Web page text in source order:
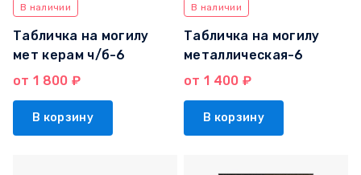
В наличии
Табличка на могилу
мет керам ч/б-6
от 1 800 ₽
В корзину
В наличии
Табличка на могилу
металлическая-6
от 1 400 ₽
В корзину